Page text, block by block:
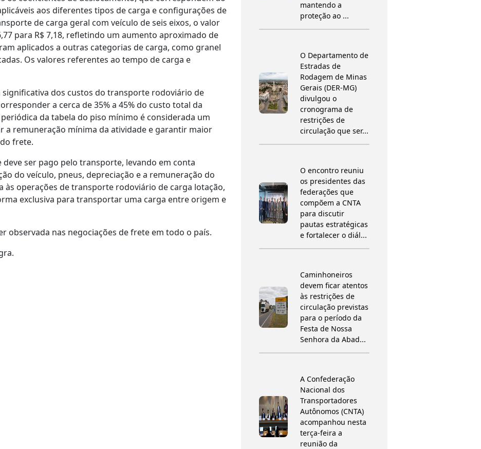
aos diferentes tipos de carga e configurações de
de carga geral com veículo de seis eixos, o valor
para R$ 7,18, refletindo um aumento aproximado de
aplicados a outras categorias de carga, como granel
Os valores referentes ao tempo de carga e
dos custos do transporte rodoviário de
a cerca de 35% a 45% do custo total da
da tabela do piso mínimo é considerada um
remuneração mínima da atividade e garantir maior
frete.
ser pago pelo transporte, levando em conta
do veículo, pneus, depreciação e a remuneração do
operações de transporte rodoviário de carga lotação,
exclusiva para transportar uma carga entre origem e
observada nas negociações de frete em todo o país.
mantendo a
proteção ao ...
O Departamento de
Estradas de
Rodagem de Minas
Gerais (DER-MG)
divulgou o
cronograma de
restrições de
circulação que ser...
O encontro reuniu
os presidentes das
federações que
compõem a CNTA
para discutir
pautas estratégicas
e fortalecer o diál...
Caminhoneiros
devem ficar atentos
às restrições de
circulação previstas
para o período da
Festa de Nossa
Senhora da Abad...
A Confederação
Nacional dos
Transportadores
Autônomos (CNTA)
acompanhou nesta
terça-feira a
reunião da